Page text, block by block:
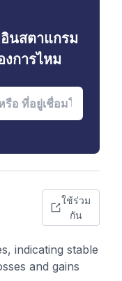
นสตาแกรม
การไหม
ใช้ร่วม
กัน
indicating stable
and gains